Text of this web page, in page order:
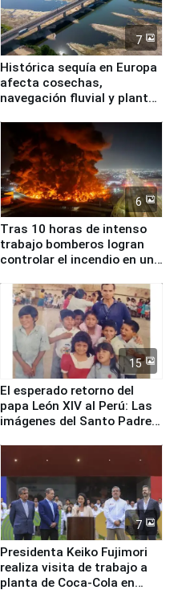
7
Histórica sequía en Europa
afecta cosechas,
navegación fluvial y plantas
6
Tras 10 horas de intenso
trabajo bomberos logran
controlar el incendio en una
de Chile
15
El esperado retorno del
papa León XIV al Perú: Las
imágenes del Santo Padre
7
Presidenta Keiko Fujimori
realiza visita de trabajo a
planta de Coca-Cola en